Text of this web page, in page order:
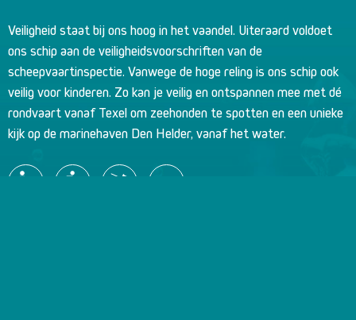
Veiligheid staat bij ons hoog in het vaandel. Uiteraard voldoet
ons schip aan de veiligheidsvoorschriften van de
scheepvaartinspectie. Vanwege de hoge reling is ons schip ook
veilig voor kinderen. Zo kan je veilig en ontspannen mee met dé
rondvaart vanaf Texel om zeehonden te spotten en een unieke
kijk op de marinehaven Den Helder, vanaf het water.